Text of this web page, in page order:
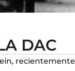
DAC
recientemente